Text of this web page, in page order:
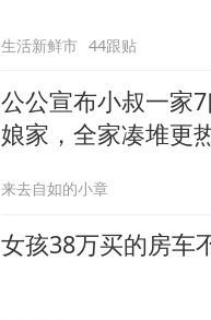
生活新鲜市 44跟贴
公公宣布小叔一家
娘家，全家凑堆更
来去自如的小章
女孩38万买的房车